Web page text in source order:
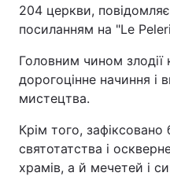
204 церкви,
посиланням на "Le
Головним чином
дорогоцінне начиння і
мистецтва.
Крім того, зафіксовано
святотатства і
храмів, а й мечетей і